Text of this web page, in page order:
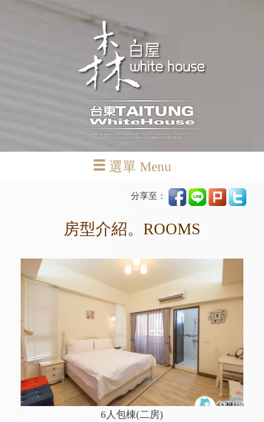
選單 Menu
分享至：
房型介紹。ROOMS
6人包棟(二房)